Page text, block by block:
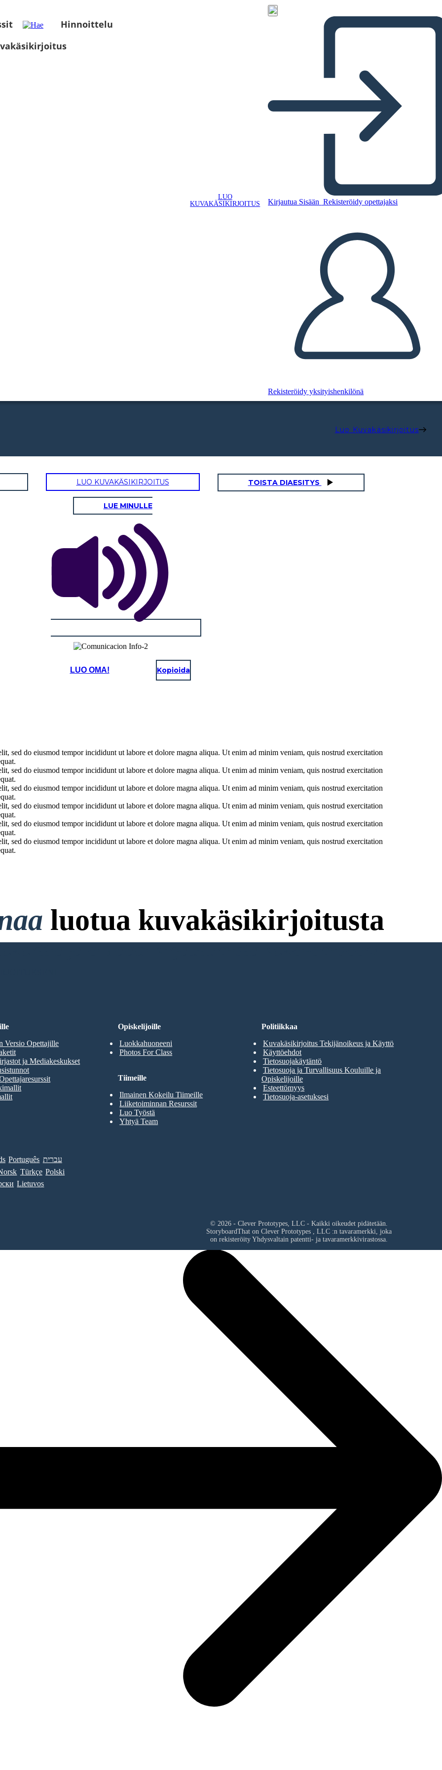
Hinnoittelu
LUO
KUVAKÄSIKIRJOITUS
Kirjautua Sisään Rekisteröidy opettajaksi
Rekisteröidy yksityishenkilönä
Luo Kuvakäsikirjoitus
LUO KUVAKÄSIKIRJOITUS TOISTA DIAESITYS
LUE MINULLE
LUO OMA! Kopioida
sed do eiusmod tempor incididunt ut labore et dolore magna aliqua. Ut enim ad minim veniam, quis nostrud exercitation
sed do eiusmod tempor incididunt ut labore et dolore magna aliqua. Ut enim ad minim veniam, quis nostrud exercitation
sed do eiusmod tempor incididunt ut labore et dolore magna aliqua. Ut enim ad minim veniam, quis nostrud exercitation
sed do eiusmod tempor incididunt ut labore et dolore magna aliqua. Ut enim ad minim veniam, quis nostrud exercitation
sed do eiusmod tempor incididunt ut labore et dolore magna aliqua. Ut enim ad minim veniam, quis nostrud exercitation
sed do eiusmod tempor incididunt ut labore et dolore magna aliqua. Ut enim ad minim veniam, quis nostrud exercitation
luotua kuvakäsikirjoitusta
ja ei Vaadi Kirjautumista Kokeilemiseen!
Opiskelijoille
Luokkahuoneeni
Photos For Class
Versio Opettajille
ja Mediakeskukset
Tiimeille
Ilmainen Kokeilu Tiimeille
Liiketoiminnan Resurssit
Luo Työstä
Yhtyä Team
Politiikkaa
Kuvakäsikirjoitus Tekijänoikeus ja Käyttö
Käyttöehdot
Tietosuojakäytäntö
Tietosuoja ja Turvallisuus Kouluille ja
Opiskelijoille
Esteettömyys
Tietosuoja-asetuksesi
Português עברית
Türkçe Polski
Lietuvos
© 2026 - Clever Prototypes, LLC - Kaikki oikeudet pidätetään.
StoryboardThat on Clever Prototypes , LLC:n tavaramerkki, joka
on rekisteröity Yhdysvaltain patentti- ja tavaramerkkivirastossa.